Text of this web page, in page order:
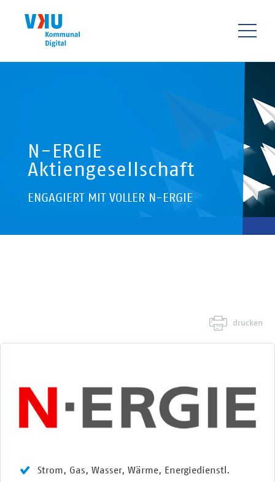
N-ERGIE
Aktiengesellschaft
ENGAGIERT MIT VOLLER N-ERGIE
drucken
Strom, Gas, Wasser, Wärme, Energiedienstl.